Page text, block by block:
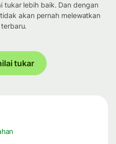
tukar lebih baik. Dan dengan
akan pernah melewatkan
tukar